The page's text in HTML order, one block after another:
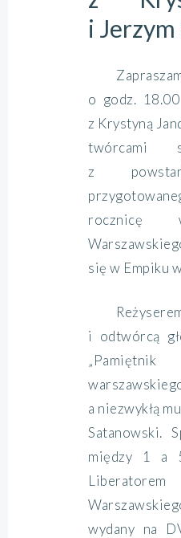
i
o godz.
z Krystyną
twórcami
z
rocznicę
się w Empiku
i odtwórcą
a niezwykłą
Satanowski.
między 1 a
wydany na